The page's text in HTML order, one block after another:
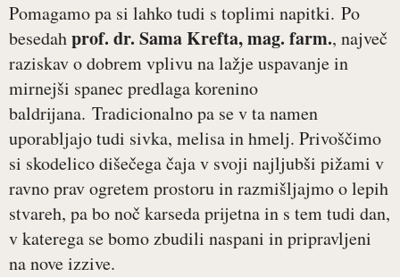
Pomagamo pa si lahko tudi s toplimi napitki. Po
besedahprof. dr. Sama Krefta, mag. farm., največ
raziskav o dobrem vplivu na lažje uspavanje in
mirnejši spanec predlaga korenino
baldrijana. Tradicionalno pa se v ta namen
uporabljajo tudi sivka, melisa in hmelj. Privoščimo
si skodelico dišečega čaja v svoji najljubši pižami v
ravno prav ogretem prostoru in razmišljajmo o lepih
stvareh, pa bo noč karseda prijetna in s tem tudi dan,
v katerega se bomo zbudili naspani in pripravljeni
na nove izzive.